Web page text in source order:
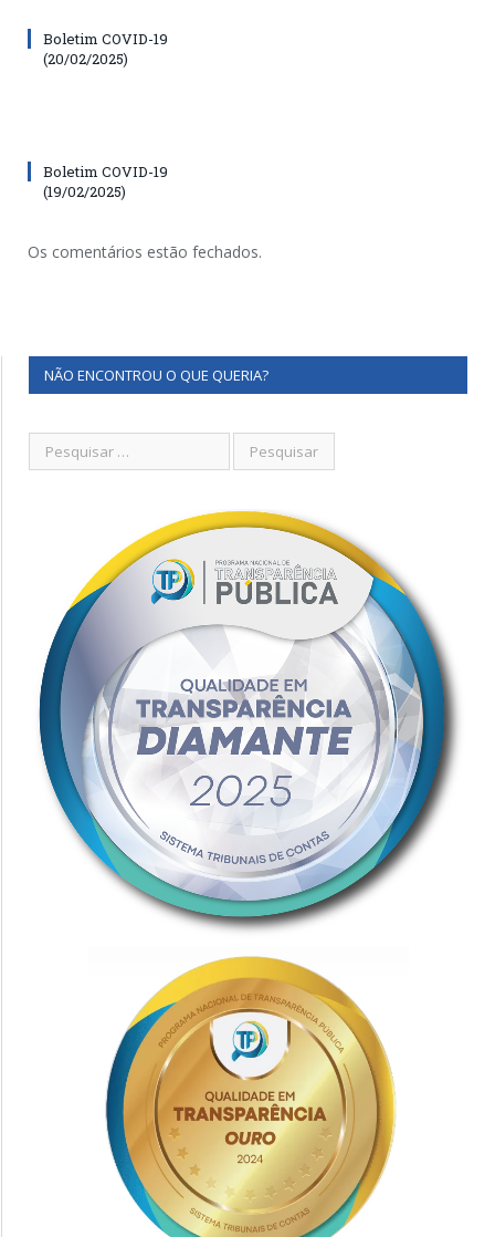
Boletim COVID-19
(20/02/2025)
Boletim COVID-19
(19/02/2025)
Os comentários estão fechados.
NÃO ENCONTROU O QUE QUERIA?